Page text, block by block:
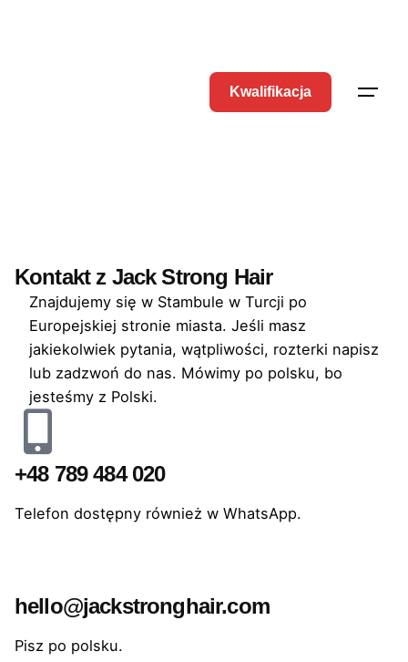
Kwalifikacja
Kontakt z Jack Strong Hair
Znajdujemy się w Stambule w Turcji po
Europejskiej stronie miasta. Jeśli masz
jakiekolwiek pytania, wątpliwości, rozterki napisz
lub zadzwoń do nas. Mówimy po polsku, bo
jesteśmy z Polski.
+48 789 484 020
Telefon dostępny również w WhatsApp.
hello@jackstronghair.com
Pisz po polsku.